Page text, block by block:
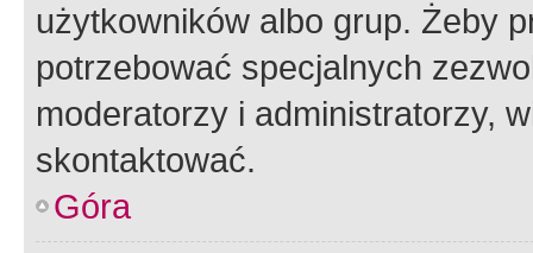
użytkowników albo grup. Żeby
potrzebować specjalnych
moderatorzy i administratorzy,
skontaktować.
Góra